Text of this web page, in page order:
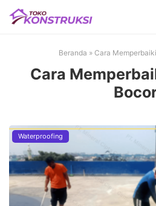
Beranda » Cara
Cara
Waterproofing